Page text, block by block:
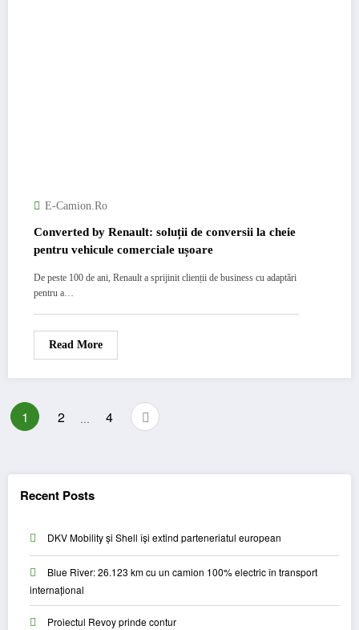
E-Camion.ro
Converted by Renault: soluții de conversii la cheie
pentru vehicule comerciale ușoare
De peste 100 de ani, Renault a sprijinit clienții de business cu adaptări
pentru a…
Read More
Posts
1 2 4
Recent Posts
DKV Mobility și Shell își extind parteneriatul european
Blue River: 26.123 km cu un camion 100% electric în transport
internațional
Proiectul Revoy prinde contur